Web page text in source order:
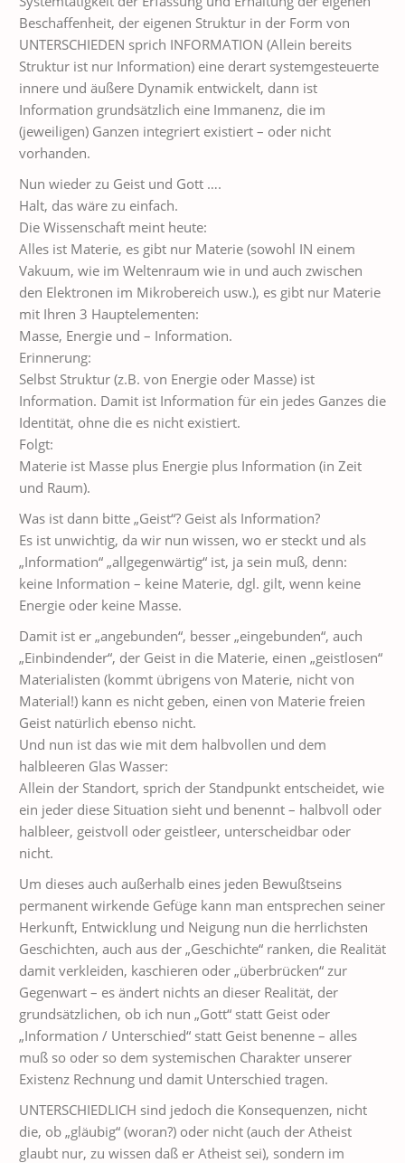
Beschaffenheit, der eigenen Struktur in der Form von
UNTERSCHIEDEN sprich INFORMATION (Allein bereits
Struktur ist nur Information) eine derart systemgesteuerte
innere und äußere Dynamik entwickelt, dann ist
Information grundsätzlich eine Immanenz, die im
(jeweiligen) Ganzen integriert existiert – oder nicht
vorhanden.
Nun wieder zu Geist und Gott ….
Halt, das wäre zu einfach.
Die Wissenschaft meint heute:
Alles ist Materie, es gibt nur Materie (sowohl IN einem
Vakuum, wie im Weltenraum wie in und auch zwischen
den Elektronen im Mikrobereich usw.), es gibt nur Materie
mit Ihren 3 Hauptelementen:
Masse, Energie und – Information.
Erinnerung:
Selbst Struktur (z.B. von Energie oder Masse) ist
Information. Damit ist Information für ein jedes Ganzes die
Identität, ohne die es nicht existiert.
Folgt:
Materie ist Masse plus Energie plus Information (in Zeit
und Raum).
Was ist dann bitte „Geist“? Geist als Information?
Es ist unwichtig, da wir nun wissen, wo er steckt und als
„Information“ „allgegenwärtig“ ist, ja sein muß, denn:
keine Information – keine Materie, dgl. gilt, wenn keine
Energie oder keine Masse.
Damit ist er „angebunden“, besser „eingebunden“, auch
„Einbindender“, der Geist in die Materie, einen „geistlosen“
Materialisten (kommt übrigens von Materie, nicht von
Material!) kann es nicht geben, einen von Materie freien
Geist natürlich ebenso nicht.
Und nun ist das wie mit dem halbvollen und dem
halbleeren Glas Wasser:
Allein der Standort, sprich der Standpunkt entscheidet, wie
ein jeder diese Situation sieht und benennt – halbvoll oder
halbleer, geistvoll oder geistleer, unterscheidbar oder
nicht.
Um dieses auch außerhalb eines jeden Bewußtseins
permanent wirkende Gefüge kann man entsprechen seiner
Herkunft, Entwicklung und Neigung nun die herrlichsten
Geschichten, auch aus der „Geschichte“ ranken, die Realität
damit verkleiden, kaschieren oder „überbrücken“ zur
Gegenwart – es ändert nichts an dieser Realität, der
grundsätzlichen, ob ich nun „Gott“ statt Geist oder
„Information / Unterschied“ statt Geist benenne – alles
muß so oder so dem systemischen Charakter unserer
Existenz Rechnung und damit Unterschied tragen.
UNTERSCHIEDLICH sind jedoch die Konsequenzen, nicht
die, ob „gläubig“ (woran?) oder nicht (auch der Atheist
glaubt nur, zu wissen daß er Atheist sei), sondern im